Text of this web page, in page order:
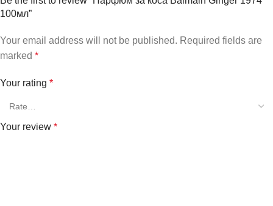
100мл”
Your email address will not be published. Required fields are
marked *
Your rating *
Your review *